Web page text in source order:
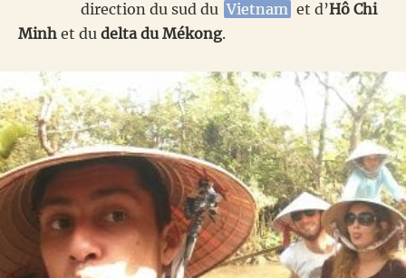
direction du sud du Vietnam et d’Hô Chi
Minh et du delta du Mékong.